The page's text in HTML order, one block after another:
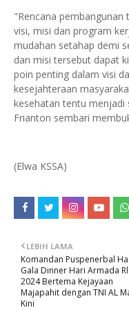
"Rencana
visi, misi dan program
mudahan setahap demi
dan misi tersebut dapat
poin penting dalam visi
kesejahteraan
kesehatan tentu menjadi
Frianton sembari
(Elwa KSSA)
LEBIH LAMA
Komandan Puspenerbal
Gala Dinner Hari Armada Rl
2024 Bertema Kejayaan
Majapahit dengan TNI AL
Kini